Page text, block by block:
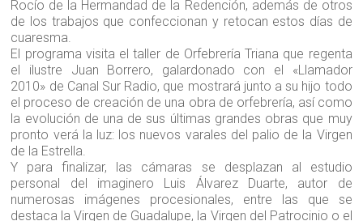
Rocío de la Hermandad de la Redención, además de otros
de los trabajos que confeccionan y retocan estos días de
cuaresma.
El programa visita el taller de Orfebrería Triana que regenta
el ilustre Juan Borrero, galardonado con el «Llamador
2010» de Canal Sur Radio, que mostrará junto a su hijo todo
el proceso de creación de una obra de orfebrería, así como
la evolución de una de sus últimas grandes obras que muy
pronto verá la luz: los nuevos varales del palio de la Virgen
de la Estrella.
Y para finalizar, las cámaras se desplazan al estudio
personal del imaginero Luis Álvarez Duarte, autor de
numerosas imágenes procesionales, entre las que se
destaca la Virgen de Guadalupe, la Virgen del Patrocinio o el